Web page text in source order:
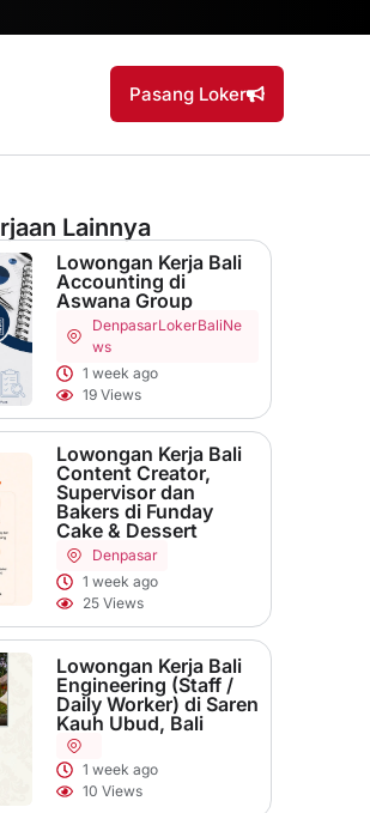
Pasang Loker
Lainnya
Lowongan Kerja Bali
Accounting di
Aswana Group
DenpasarLokerBaliNe
ws
1 week ago
19 Views
Lowongan Kerja Bali
Content Creator,
Supervisor dan
Bakers di Funday
Cake & Dessert
Denpasar
1 week ago
25 Views
Lowongan Kerja Bali
Engineering (Staff /
Daily Worker) di Saren
Kauh Ubud, Bali
1 week ago
10 Views